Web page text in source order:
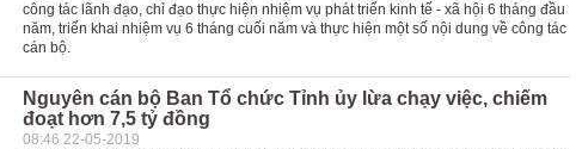
công tác lãnh đạo, chỉ đạo thực hiện nhiệm vụ phát triển kinh tế - xã hội 6 tháng đầu
năm, triển khai nhiệm vụ 6 tháng cuối năm và thực hiện một số nội dung về công tác
cán bộ.
Nguyên cán bộ Ban Tổ chức Tỉnh ủy lừa chạy việc, chiếm
đoạt hơn 7,5 tỷ đồng
08:46 22-05-2019